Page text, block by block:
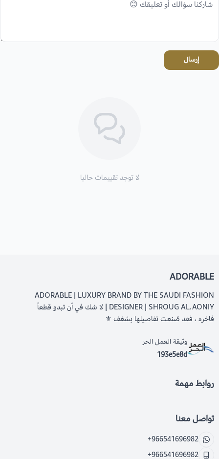
إرسال
لا توجد تقييمات حاليا
ADORABLE
ADORABLE | LUXURY BRAND BY THE SAUDI FASHION
DESIGNER | SHROUG AL.AONIY | لا شك في أن تبدو قطعاً
فاخره ، فقد صُنعت تفاصيلها بشغف ⚜️
وثيقة العمل الحر
193e5e8d
روابط مهمة
تواصل معنا
+966541696982
+966541696982